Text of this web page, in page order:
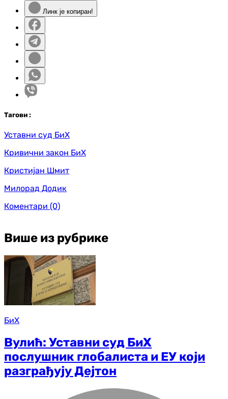
Линк је копиран!
Тагови :
Уставни суд БиХ
Кривични закон БиХ
Кристијан Шмит
Милорад Додик
Коментари (0)
Више из рубрике
БиХ
Вулић: Уставни суд БиХ
послушник глобалиста и ЕУ који
разграђују Дејтон